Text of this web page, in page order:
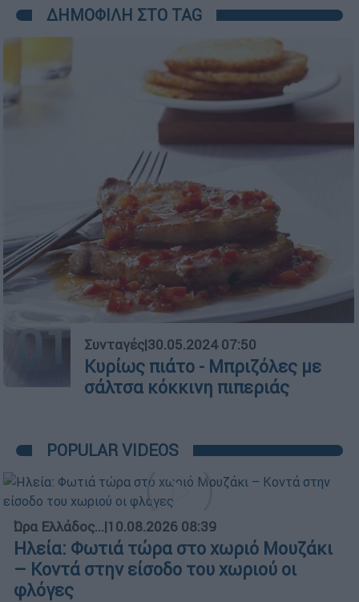
ΔΗΜΟΦΙΛΗ ΣΤΟ TAG
01 Συνταγές|30.05.2024 07:50
Κυρίως πιάτο - Μπριζόλες με
σάλτσα κόκκινη πιπεριάς
POPULAR VIDEOS
Ώρα Ελλάδος...|10.08.2026 08:39
Ηλεία: Φωτιά τώρα στο χωριό Μουζάκι
– Κοντά στην είσοδο του χωριού οι
φλόγες